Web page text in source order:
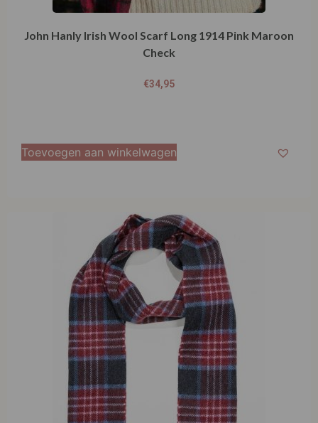
John Hanly Irish Wool Scarf Long 1914 Pink Maroon
Check
€34,95
Toevoegen aan winkelwagen